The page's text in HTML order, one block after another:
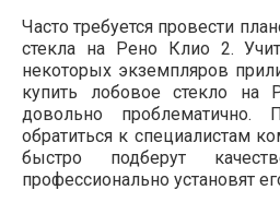
Часто требуется провести
стекла на Рено Клио 2.
некоторых экземпляров
купить лобовое стекло на
довольно проблематично.
обратиться к специалистам
быстро подберут
профессионально установят